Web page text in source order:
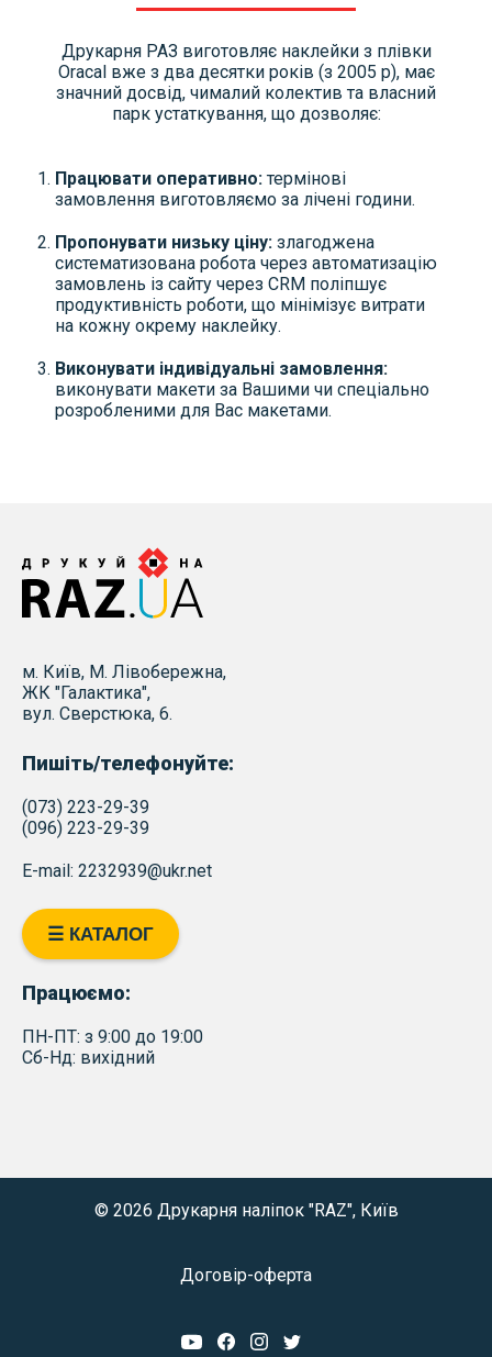
Друкарня РАЗ виготовляє наклейки з плівки
Oracal вже з два десятки років (з 2005 р), має
значний досвід, чималий колектив та власний
парк устаткування, що дозволяє:
Працювати оперативно: термінові
замовлення виготовляємо за лічені години.
Пропонувати низьку ціну: злагоджена
систематизована робота через автоматизацію
замовлень із сайту через CRM поліпшує
продуктивність роботи, що мінімізує витрати
на кожну окрему наклейку.
Виконувати індивідуальні замовлення:
виконувати макети за Вашими чи спеціально
розробленими для Вас макетами.
м. Київ, М. Лівобережна,
ЖК "Галактика",
вул. Сверстюка, 6.
Пишіть/телефонуйте:
(073) 223-29-39
(096) 223-29-39
E-mail: 2232939@ukr.net
☰ КАТАЛОГ
Працюємо:
ПН-ПТ: з 9:00 до 19:00
Сб-Нд: вихідний
© 2026 Друкарня наліпок "RAZ", Київ
Договір-оферта